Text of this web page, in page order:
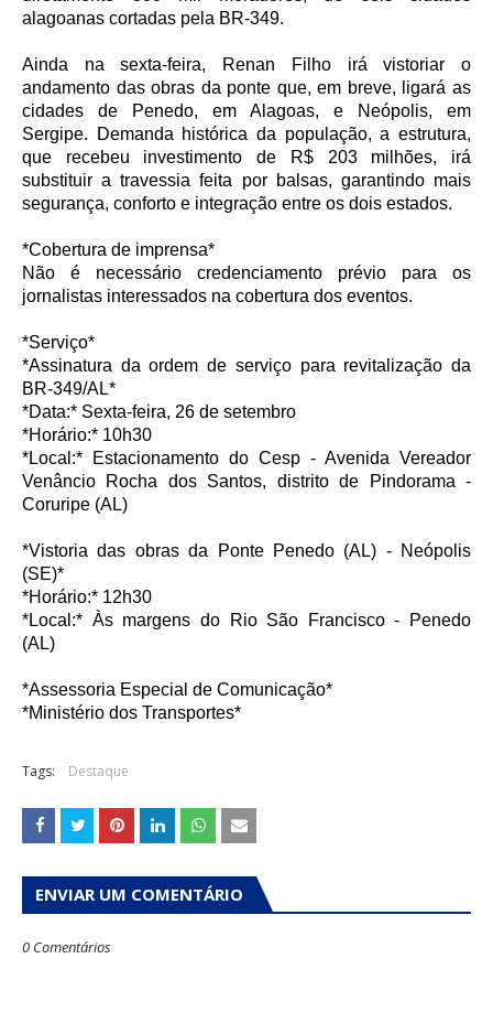
alagoanas cortadas pela BR-349.
Ainda na sexta-feira, Renan Filho irá vistoriar o
andamento das obras da ponte que, em breve, ligará as
cidades de Penedo, em Alagoas, e Neópolis, em
Sergipe. Demanda histórica da população, a estrutura,
que recebeu investimento de R$ 203 milhões, irá
substituir a travessia feita por balsas, garantindo mais
segurança, conforto e integração entre os dois estados.
*Cobertura de imprensa*
Não é necessário credenciamento prévio para os
jornalistas interessados na cobertura dos eventos.
*Serviço*
*Assinatura da ordem de serviço para revitalização da
BR-349/AL*
*Data:* Sexta-feira, 26 de setembro
*Horário:* 10h30
*Local:* Estacionamento do Cesp - Avenida Vereador
Venâncio Rocha dos Santos, distrito de Pindorama -
Coruripe (AL)
*Vistoria das obras da Ponte Penedo (AL) - Neópolis
(SE)*
*Horário:* 12h30
*Local:* Às margens do Rio São Francisco - Penedo
(AL)
*Assessoria Especial de Comunicação*
*Ministério dos Transportes*
Tags: Destaque
ENVIAR UM COMENTÁRIO
0 Comentários